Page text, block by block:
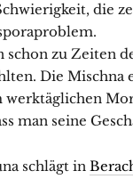
die
schon zu Zeiten
Die Mischna
man seine
schlägt in